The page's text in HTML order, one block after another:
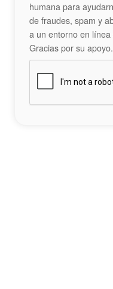
humana para
de fraudes, spam y
a un entorno en línea
Gracias por su apoyo.